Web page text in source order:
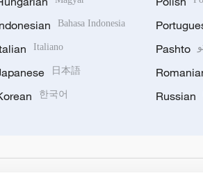
Bahasa Indonesia
Italiano
日本語
한국어
Pashto
Russian